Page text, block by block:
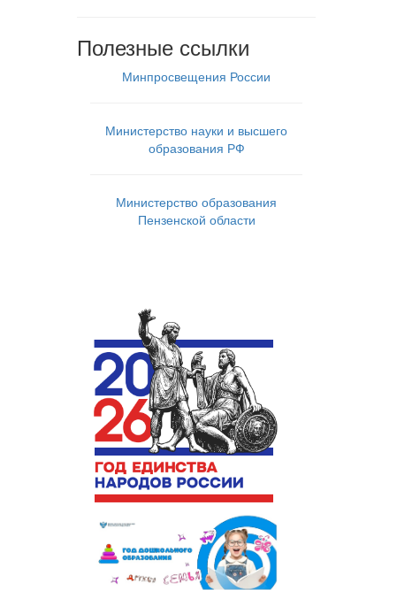
Полезные ссылки
Минпросвещения России
Министерство науки и высшего
образования РФ
Министерство образования
Пензенской области